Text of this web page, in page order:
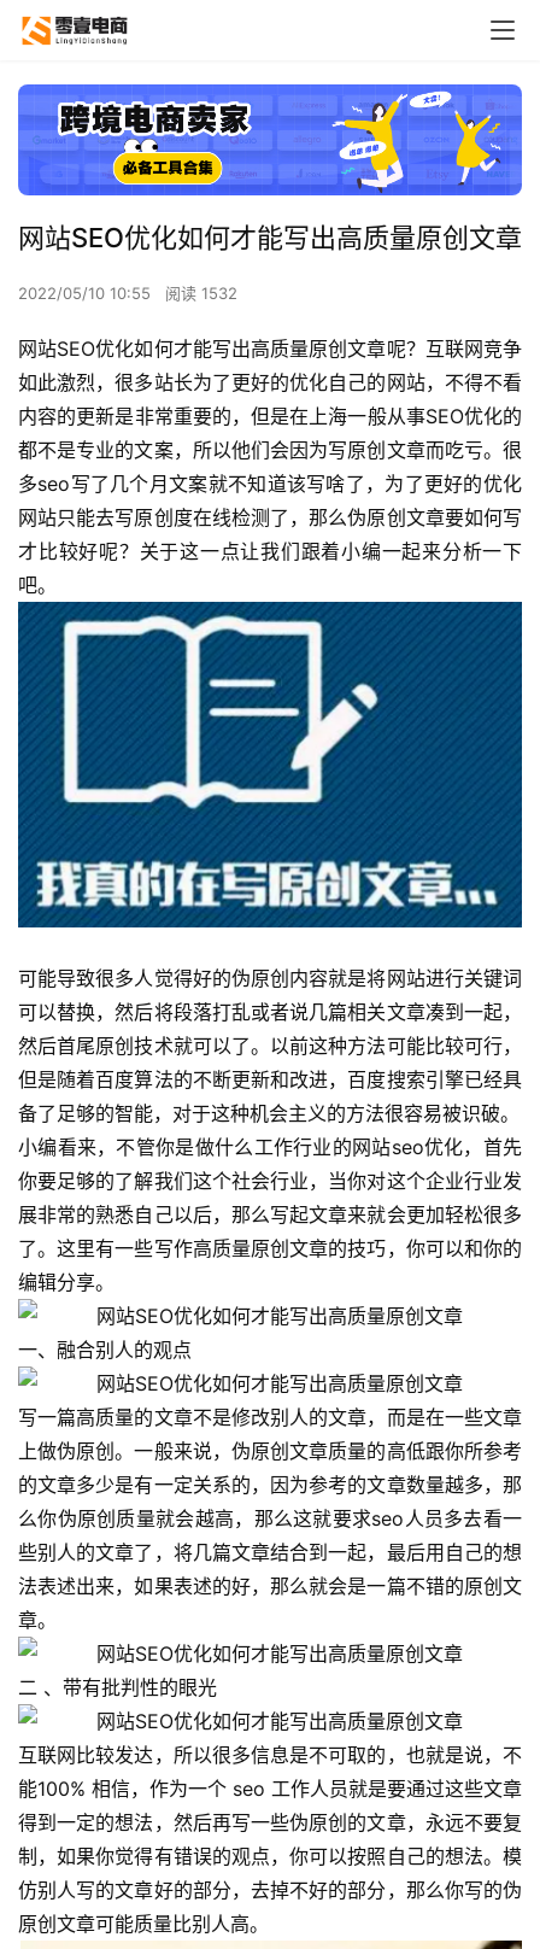
首
页
全
球
开
店
网站SEO优化如何才能写出高质量原创文章
2022/05/10 10:55 阅读 1532
网站SEO优化如何才能写出高质量原创文章呢？互联网竞争
如此激烈，很多站长为了更好的优化自己的网站，不得不看
内容的更新是非常重要的，但是在上海一般从事SEO优化的
都不是专业的文案，所以他们会因为写原创文章而吃亏。很
多seo写了几个月文案就不知道该写啥了，为了更好的优化
网站只能去写原创度在线检测了，那么伪原创文章要如何写
才比较好呢？关于这一点让我们跟着小编一起来分析一下
吧。
可能导致很多人觉得好的伪原创内容就是将网站进行关键词
可以替换，然后将段落打乱或者说几篇相关文章凑到一起，
然后首尾原创技术就可以了。以前这种方法可能比较可行，
但是随着百度算法的不断更新和改进，百度搜索引擎已经具
备了足够的智能，对于这种机会主义的方法很容易被识破。
小编看来，不管你是做什么工作行业的网站seo优化，首先
你要足够的了解我们这个社会行业，当你对这个企业行业发
展非常的熟悉自己以后，那么写起文章来就会更加轻松很多
了。这里有一些写作高质量原创文章的技巧，你可以和你的
编辑分享。
一、融合别人的观点
写一篇高质量的文章不是修改别人的文章，而是在一些文章
上做伪原创。一般来说，伪原创文章质量的高低跟你所参考
的文章多少是有一定关系的，因为参考的文章数量越多，那
么你伪原创质量就会越高，那么这就要求seo人员多去看一
些别人的文章了，将几篇文章结合到一起，最后用自己的想
法表述出来，如果表述的好，那么就会是一篇不错的原创文
章。
二 、带有批判性的眼光
互联网比较发达，所以很多信息是不可取的，也就是说，不
能100% 相信，作为一个 seo 工作人员就是要通过这些文章
得到一定的想法，然后再写一些伪原创的文章，永远不要复
制，如果你觉得有错误的观点，你可以按照自己的想法。模
仿别人写的文章好的部分，去掉不好的部分，那么你写的伪
原创文章可能质量比别人高。